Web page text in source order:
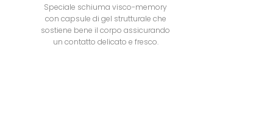
Speciale schiuma visco-memory
con capsule di gel strutturale che
sostiene bene il corpo assicurando
un contatto delicato e fresco.